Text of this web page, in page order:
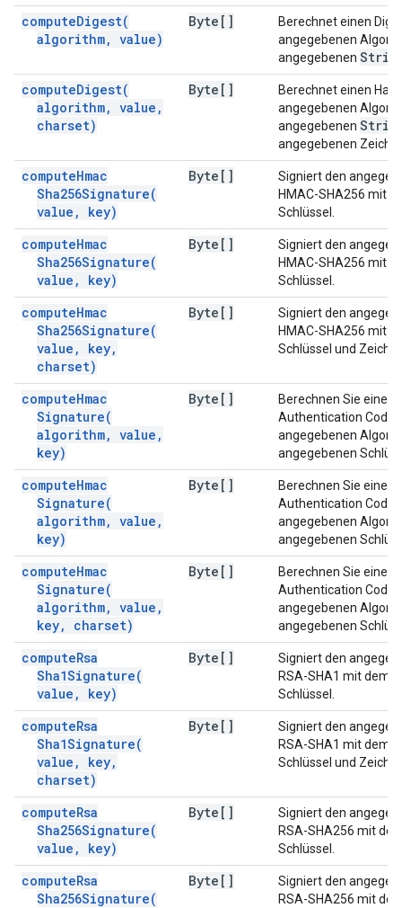
computeDigest(
algorithm, value)
Byte[]
Berechnet einen
angegebenen
angegebenen
computeDigest(
algorithm, value ,
charset)
Byte[]
Berechnet einen
angegebenen
angegebenen
angegebenen
computeHmac
Sha256Signature(
value , key)
Byte[]
Signiert den
HMAC-SHA256 mit
Schlüssel.
computeHmac
Sha256Signature(
value , key)
Byte[]
Signiert den
HMAC-SHA256 mit
Schlüssel.
computeHmac
Sha256Signature(
value , key,
charset)
Byte[]
Signiert den
HMAC-SHA256 mit
Schlüssel und
computeHmac
Signature(
algorithm, value ,
key)
Byte[]
Berechnen Sie einen
Authentication Code
angegebenen
angegebenen
computeHmac
Signature(
algorithm, value ,
key)
Byte[]
Berechnen Sie einen
Authentication Code
angegebenen
angegebenen
computeHmac
Signature(
algorithm, value ,
key, charset)
Byte[]
Berechnen Sie einen
Authentication Code
angegebenen
angegebenen
computeRsa
Sha1Signature(
value , key)
Byte[]
Signiert den
RSA-SHA1 mit dem
Schlüssel.
computeRsa
Sha1Signature(
value , key,
charset)
Byte[]
Signiert den
RSA-SHA1 mit dem
Schlüssel und
computeRsa
Sha256Signature(
value , key)
Byte[]
Signiert den
RSA-SHA256 mit
Schlüssel.
computeRsa
Sha256Signature(
Byte[]
Signiert den
RSA-SHA256 mit